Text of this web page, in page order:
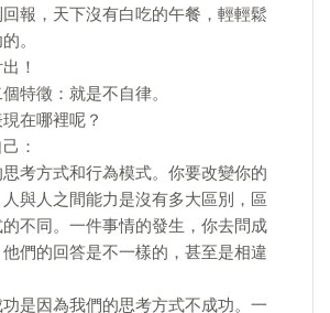
報，天下沒有白吃的午餐，輕輕鬆
。
！
特徵：就是不自律。
在哪裡呢？
：
考方式和行為模式。你要改變你的
與人之間能力是沒有多大區別，區
不同。一件事情的發生，你去問成
們的回答是不一樣的，甚至是相違
是因為我們的思考方式不成功。一